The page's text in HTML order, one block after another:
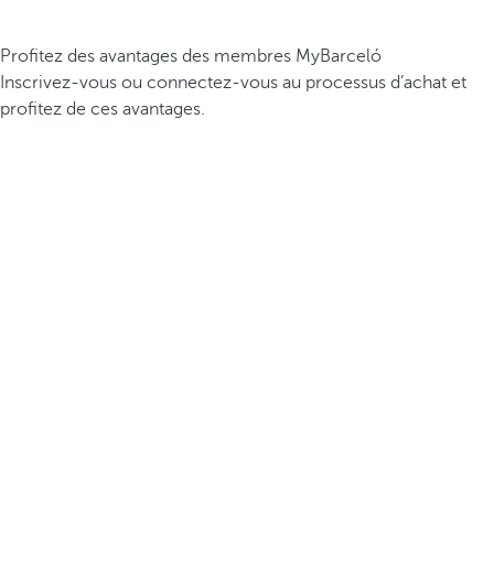
Profitez des avantages des membres MyBarceló
Inscrivez-vous ou connectez-vous au processus d’achat et
profitez de ces avantages.